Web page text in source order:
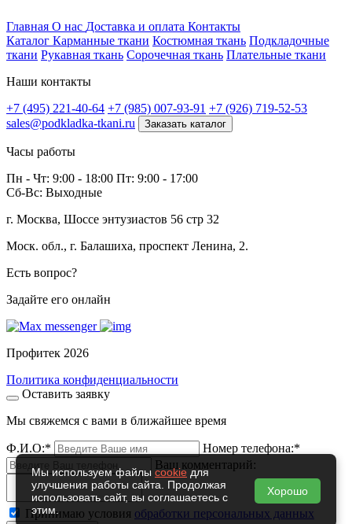
Главная О нас Доставка и оплата Контакты
Каталог Карманные ткани Костюмная ткань Подкладочные
ткани Рукавная ткань Сорочечная ткань Плательные ткани
Наши контакты
+7 (495) 221-40-64 +7 (985) 007-93-91 +7 (926) 719-52-53
sales@podkladka-tkani.ru
Заказать каталог
Часы работы
Пн - Чт: 9:00 - 18:00 Пт: 9:00 - 17:00
Сб-Вс: Выходные
г. Москва, Шоссе энтузиастов 56 стр 32
Моск. обл., г. Балашиха, проспект Ленина, 2.
Есть вопрос?
Задайте его онлайн
Профитек 2026
Политика конфиденциальности
Оставить заявку
Мы свяжемся с вами в ближайшее время
Ф.И.О:* Номер телефона:*
Ваш комментарий:
Принимаю условия обработки персональных данных
Мы используем файлы cookieдля
улучшения работы сайта. Продолжая
использовать сайт, вы соглашаетесь с
этим.
Хорошо